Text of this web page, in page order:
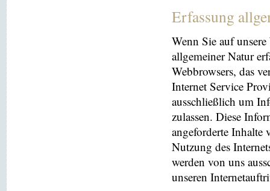
Erfassung
Wenn Sie auf
allgemeiner Natur
Webbrowsers, das
Internet Service
ausschließlich um
zulassen. Diese
angeforderte Inhalte
Nutzung des
werden von uns
unseren